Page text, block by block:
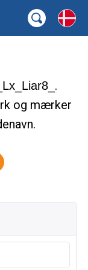
_Lx_Liar8_ .
og mærker